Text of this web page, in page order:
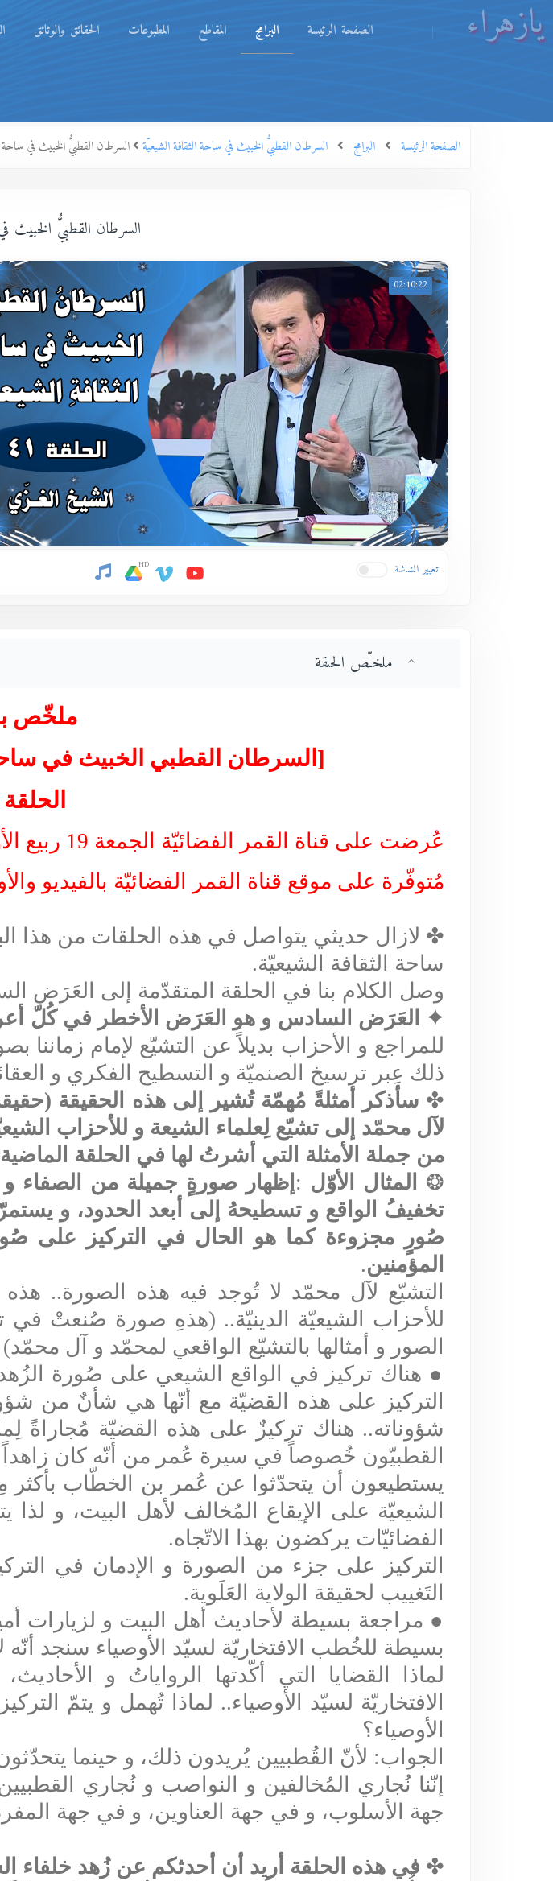
الصفحة الرئيسة البرامج المقاطع المطبوعات الحقائق والوثائق يازهراء
الصفحة الرئيسة البرامج السرطان القطبيُّ الخبيث في ساحة الثقافة الشيعيّة السرطان القطبيُّ الخبيث في ساحة
السرطان القطبيُّ الخبيث
02:10:22
تغيير الشاشة HD
ملخـّص الحلقة
ملخّص
[السرطان القطبي الخبيث في
الحلقة
عُرضت على قناة القمر الفضائيّة الجمعة 19 ربيع الأول 1439هـ – الموافق 8/12/2017م
مُتوفّرة على موقع قناة القمر الفضائيّة بالفيديو
✤ لازال حديثي يتواصل في هذه الحلقات من هذا
ساحة الثقافة الشيعيّة.
وصل الكلام بنا في الحلقة المتقدّمة إلى
✦
العَرَض السادس و هو العَرَض الأخطر في كُلّ
للمراجع و الأحزاب بديلاً عن التشيّع لإمام
ذلك عِبر ترسيخ الصنميّة و التسطيح الفكري و
✤ سأذكر أمثلةً مُهمّة تُشير إلى هذه الحقيقة
لآل محمّد إلى تشيّع لِعلماء الشيعة و للأحزاب
من جملة الأمثلة التي أشرتُ لها في الحلقة الماضية
❂
المثال الأوّل : إظهار صورةٍ جميلة من الصفاء و
تخفيفُ الواقع و تسطيحهُ إلى أبعد الحدود، و
صُورٍ مجزوءة كما هو الحال في التركيز على
المؤمنين.
التشيّع لآل محمّد لا تُوجد فيه هذه الصورة..
للأحزاب الشيعيّة الدينيّة.. (هذهِ صورة صُنعتْ في
الصور و أمثالها بالتشيّع الواقعي لمحمّد و آل محمّد)
● هناك تركيز في الواقع الشيعي على صُورة
التركيز على هذه القضيّة مع أنّها هي شأنٌ من
شؤوناته.. هناك تركيزٌ على هذه القضيّة مُجاراةً
القطبيّون خُصوصاً في سيرة عُمر من أنّه كان زاهداً
يستطيعون أن يتحدّثوا عن عُمر بن الخطّاب
الشيعيّة على الإيقاع المُخالف لأهل البيت، و
الفضائيّات يركضون بهذا الاتّجاه.
التركيز على جزء من الصورة و الإدمان في
التَغييب لحقيقة الولاية العَلَوية.
● مراجعة بسيطة لأحاديث أهل البيت و لزيارات
بسيطة للخُطب الافتخاريّة لسيّد الأوصياء سنجد أنّه
لماذا القضايا التي أكّدتها الرواياتُ و
الافتخاريّة لسيّد الأوصياء.. لماذا تُهمل و يتمّ
الأوصياء؟
الجواب: لأنّ القُطبيين يُريدون ذلك، و حينما
إنّنا نُجاري المُخالفين و النواصب و نُجاري
جهة الأسلوب، و في جهة العناوين، و في جهة
✤ في هذه الحلقة أريد أن أحدثكم عن زُهد خلفاء